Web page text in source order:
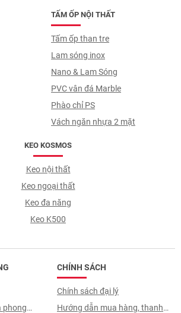
TẤM ỐP NỘI THẤT
Tấm ốp than tre
Lam sóng inox
Nano & Lam Sóng
PVC vân đá Marble
Phào chỉ PS
Vách ngăn nhựa 2 mặt
KEO KOSMOS
Keo nội thất
Keo ngoại thất
Keo đa năng
Keo K500
phong
CHÍNH SÁCH
Chính sách đại lý
Hướng dẫn mua hàng, thanh